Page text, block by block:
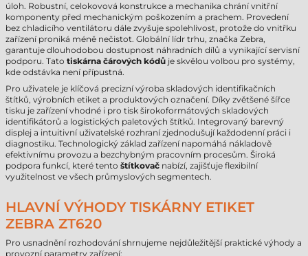
úloh. Robustní, celokovová konstrukce a mechanika chrání vnitřní
komponenty před mechanickým poškozením a prachem. Provedení
bez chladicího ventilátoru dále zvyšuje spolehlivost, protože do vnitřku
zařízení proniká méně nečistot. Globální lídr trhu, značka Zebra,
garantuje dlouhodobou dostupnost náhradních dílů a vynikající servisní
podporu. Tato tiskárna čárových kódů je skvělou volbou pro systémy,
kde odstávka není přípustná.
Pro uživatele je klíčová precizní výroba skladových identifikačních
štítků, výrobních etiket a produktových označení. Díky zvětšené šířce
tisku je zařízení vhodné i pro tisk širokoformátových skladových
identifikátorů a logistických paletových štítků. Integrovaný barevný
displej a intuitivní uživatelské rozhraní zjednodušují každodenní práci i
diagnostiku. Technologický základ zařízení napomáhá nákladově
efektivnímu provozu a bezchybným pracovním procesům. Široká
podpora funkcí, které tento štítkovač nabízí, zajišťuje flexibilní
využitelnost ve všech průmyslových segmentech.
HLAVNÍ VÝHODY TISKÁRNY ETIKET
ZEBRA ZT620
Pro usnadnění rozhodování shrnujeme nejdůležitější praktické výhody a
provozní parametry zařízení: